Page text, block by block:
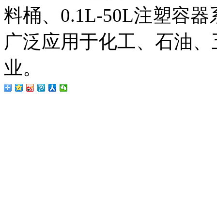
料桶、0.1L-50L注塑容
广泛应用于化工、石油
业。